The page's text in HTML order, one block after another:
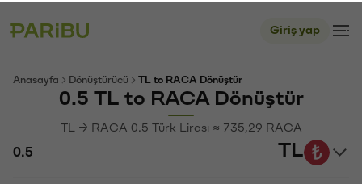
Giriş yap
Anasayfa Dönüştürücü TL to RACA Dönüştür
0.5 TL to RACA Dönüştür
TL → RACA 0.5 Türk Lirası ≈ 735,29 RACA
TL